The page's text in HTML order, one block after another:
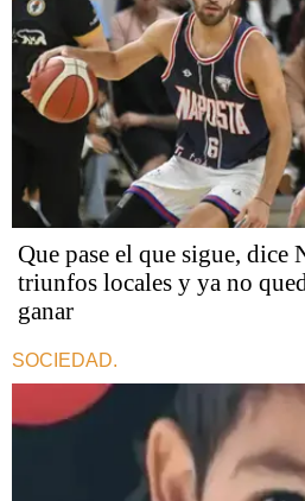
Que pase el que sigue, dice
triunfos locales y ya no
ganar
SOCIEDAD.